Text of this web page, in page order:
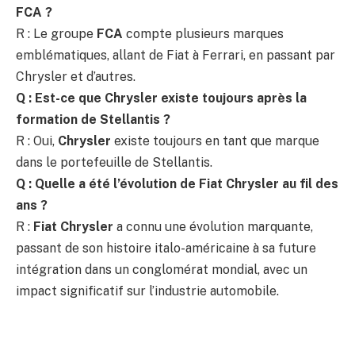
FCA ?
R : Le groupe FCA compte plusieurs marques
emblématiques, allant de Fiat à Ferrari, en passant par
Chrysler et d’autres.
Q : Est-ce que Chrysler existe toujours après la
formation de Stellantis ?
R : Oui, Chrysler existe toujours en tant que marque
dans le portefeuille de Stellantis.
Q : Quelle a été l’évolution de Fiat Chrysler au fil des
ans ?
R : Fiat Chrysler a connu une évolution marquante,
passant de son histoire italo-américaine à sa future
intégration dans un conglomérat mondial, avec un
impact significatif sur l’industrie automobile.